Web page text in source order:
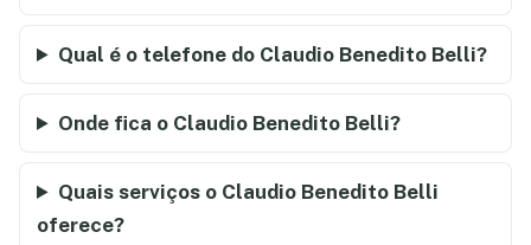
Qual é o telefone do Claudio Benedito Belli?
Onde fica o Claudio Benedito Belli?
Quais serviços o Claudio Benedito Belli
oferece?